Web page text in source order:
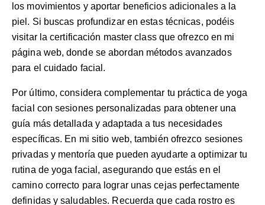
los movimientos y aportar beneficios adicionales a la
piel. Si buscas profundizar en estas técnicas, podéis
visitar lacertificación master classque ofrezco en mi
página web, donde se abordan métodos avanzados
para el cuidado facial.
Por último, considera complementar tu práctica de yoga
facial con sesiones personalizadas para obtener una
guía más detallada y adaptada a tus necesidades
específicas. En mi sitio web, también ofrezco sesiones
privadas y mentoría que pueden ayudarte a optimizar tu
rutina de yoga facial, asegurando que estás en el
camino correcto para lograr unas cejas perfectamente
definidas y saludables. Recuerda que cada rostro es